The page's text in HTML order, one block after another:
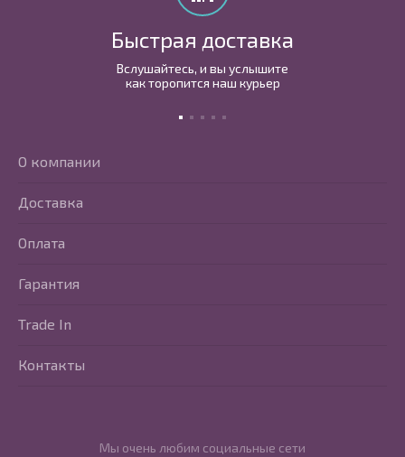
Быстрая доставка
Вслушайтесь, и вы услышите
как торопится наш курьер
Мы очень любим социальные сети
О компании
Доставка
Оплата
Гарантия
Trade In
Контакты